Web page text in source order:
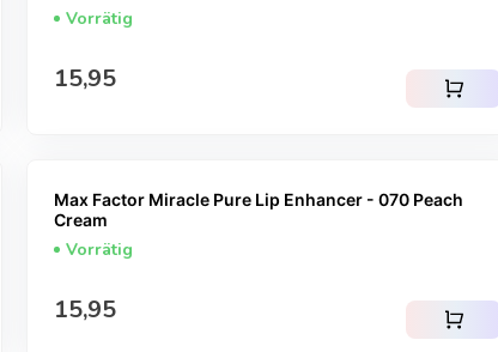
Vorrätig
Regulärer Preis
15,95 shopping_cart
Max Factor Miracle Pure Lip Enhancer - 070 Peach
Cream
Vorrätig
Regulärer Preis
15,95 shopping_cart